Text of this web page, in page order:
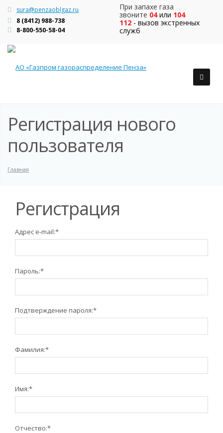
sura@penzaoblgaz.ru
8 (8412) 988-738
8-800-550-58-04
При запахе газа
звоните 04 или 104
112 - вызов экстренных
служб
Регистрация нового
пользователя
Главная
Регистрация
Адрес e-mail:*
Пароль:*
Подтверждение пароля:*
Фамилия:*
Имя:*
Отчество:*